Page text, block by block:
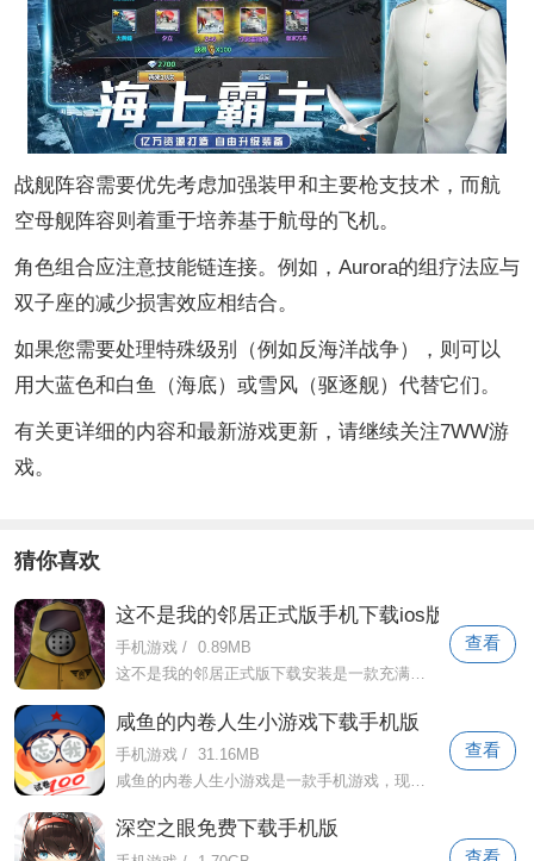
战舰阵容需要优先考虑加强装甲和主要枪支技术，而航
空母舰阵容则着重于培养基于航母的飞机。
角色组合应注意技能链连接。例如，Aurora的组疗法应与
双子座的减少损害效应相结合。
如果您需要处理特殊级别（例如反海洋战争），则可以
用大蓝色和白鱼（海底）或雪风（驱逐舰）代替它们。
有关更详细的内容和最新游戏更新，请继续关注7WW游
戏。
猜你喜欢
这不是我的邻居正式版手机下载ios版
手机游戏 / 0.89MB
这不是我的邻居正式版下载安装是一款充满乐趣和挑战的益智游戏。玩家将扮演门卫，并通过识别邻居的身份来保持伪人的身份。在此游戏中，您需
查看
咸鱼的内卷人生小游戏下载手机版
手机游戏 /
31.16MB
咸鱼的内卷人生小游戏是一款手机游戏，现代高中生活是背景。在游戏中，玩家将扮演一名高中生，并体验校园生活的起伏。玩家需要面对多项测试
查看
深空之眼免费下载手机版
查看